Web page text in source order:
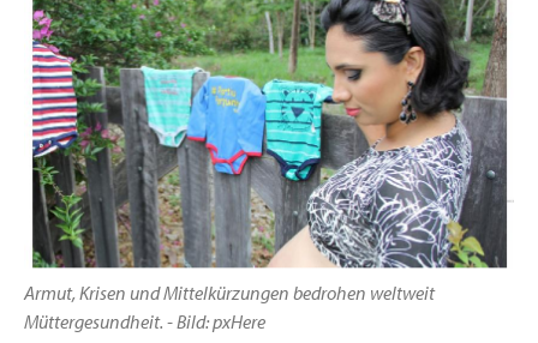
Armut, Krisen und Mittelkürzungen bedrohen weltweit
Müttergesundheit. - Bild: pxHere